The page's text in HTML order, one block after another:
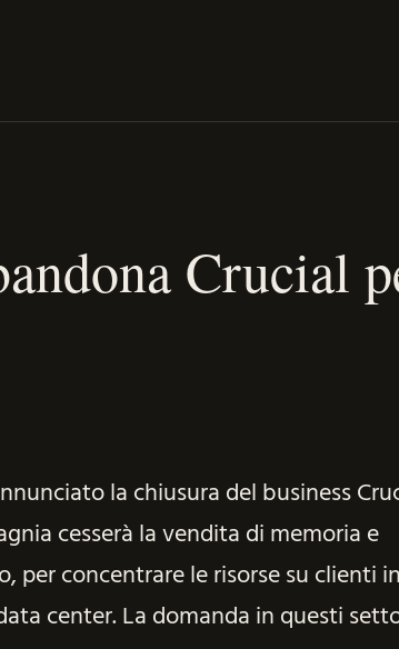
Crucial
la chiusura del business
cesserà la vendita di memoria e
per concentrare le risorse su clienti in
center. La domanda in questi